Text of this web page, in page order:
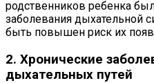
родственников ребенка
заболевания дыхательной
быть повышен риск их
2. Хронические
дыхательных путей